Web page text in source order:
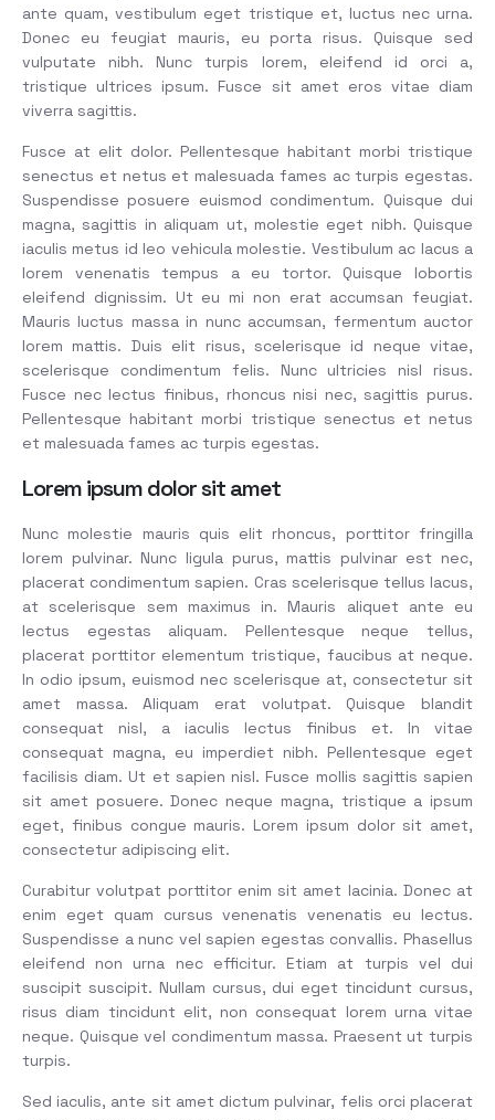
ante quam, vestibulum eget tristique et, luctus nec urna.
Donec eu feugiat mauris, eu porta risus. Quisque sed
vulputate nibh. Nunc turpis lorem, eleifend id orci a,
tristique ultrices ipsum. Fusce sit amet eros vitae diam
viverra sagittis.
Fusce at elit dolor. Pellentesque habitant morbi tristique
senectus et netus et malesuada fames ac turpis egestas.
Suspendisse posuere euismod condimentum. Quisque dui
magna, sagittis in aliquam ut, molestie eget nibh. Quisque
iaculis metus id leo vehicula molestie. Vestibulum ac lacus a
lorem venenatis tempus a eu tortor. Quisque lobortis
eleifend dignissim. Ut eu mi non erat accumsan feugiat.
Mauris luctus massa in nunc accumsan, fermentum auctor
lorem mattis. Duis elit risus, scelerisque id neque vitae,
scelerisque condimentum felis. Nunc ultricies nisl risus.
Fusce nec lectus finibus, rhoncus nisi nec, sagittis purus.
Pellentesque habitant morbi tristique senectus et netus
et malesuada fames ac turpis egestas.
Lorem ipsum dolor sit amet
Nunc molestie mauris quis elit rhoncus, porttitor fringilla
lorem pulvinar. Nunc ligula purus, mattis pulvinar est nec,
placerat condimentum sapien. Cras scelerisque tellus lacus,
at scelerisque sem maximus in. Mauris aliquet ante eu
lectus egestas aliquam. Pellentesque neque tellus,
placerat porttitor elementum tristique, faucibus at neque.
In odio ipsum, euismod nec scelerisque at, consectetur sit
amet massa. Aliquam erat volutpat. Quisque blandit
consequat nisl, a iaculis lectus finibus et. In vitae
consequat magna, eu imperdiet nibh. Pellentesque eget
facilisis diam. Ut et sapien nisl. Fusce mollis sagittis sapien
sit amet posuere. Donec neque magna, tristique a ipsum
eget, finibus congue mauris. Lorem ipsum dolor sit amet,
consectetur adipiscing elit.
Curabitur volutpat porttitor enim sit amet lacinia. Donec at
enim eget quam cursus venenatis venenatis eu lectus.
Suspendisse a nunc vel sapien egestas convallis. Phasellus
eleifend non urna nec efficitur. Etiam at turpis vel dui
suscipit suscipit. Nullam cursus, dui eget tincidunt cursus,
risus diam tincidunt elit, non consequat lorem urna vitae
neque. Quisque vel condimentum massa. Praesent ut turpis
turpis.
Sed iaculis, ante sit amet dictum pulvinar, felis orci placerat